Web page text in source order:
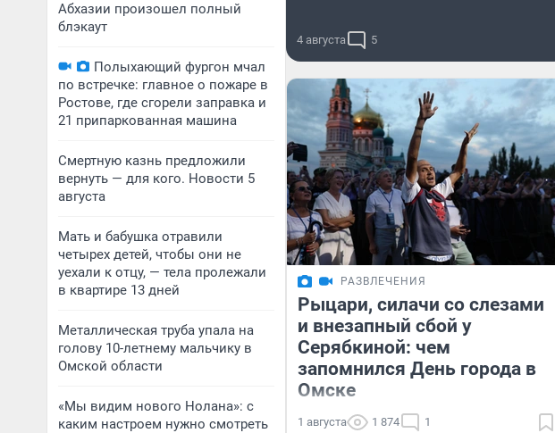
Абхазии произошел полный
блэкаут
Полыхающий фургон мчал
по встречке: главное о пожаре в
Ростове, где сгорели заправка и
21 припаркованная машина
Смертную казнь предложили
вернуть — для кого. Новости 5
августа
Мать и бабушка отравили
четырех детей, чтобы они не
уехали к отцу, — тела пролежали
в квартире 13 дней
Металлическая труба упала на
голову 10-летнему мальчику в
Омской области
«Мы видим нового Нолана»: с
каким настроем нужно смотреть
4 августа 5
РАЗВЛЕЧЕНИЯ
Рыцари, силачи со слезами
и внезапный сбой у
Серябкиной: чем
запомнился День города в
Омске
1 августа 1 874 1